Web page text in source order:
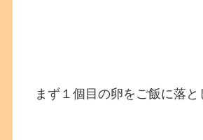
まず１個目の卵をご飯に落と